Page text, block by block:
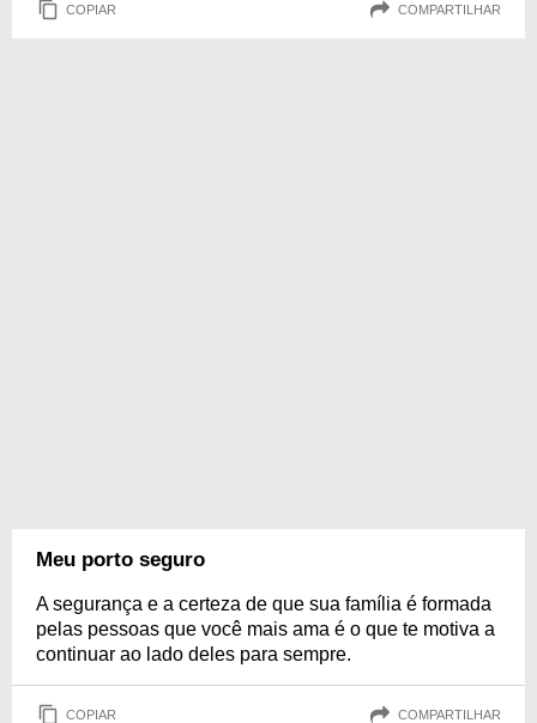
COPIAR COMPARTILHAR
Meu porto seguro
A segurança e a certeza de que sua família é formada
pelas pessoas que você mais ama é o que te motiva a
continuar ao lado deles para sempre.
COPIAR COMPARTILHAR